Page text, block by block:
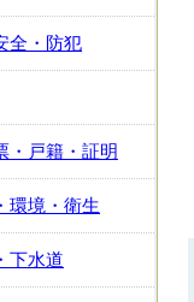
全・防犯
・戸籍・証明
環境・衛生
下水道